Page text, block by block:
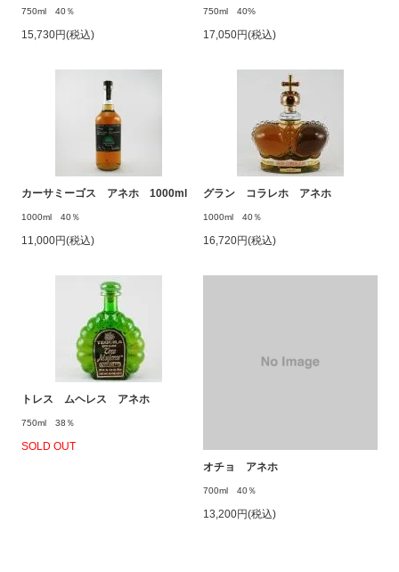
750ml 40％
15,730円(税込)
750ml 40%
17,050円(税込)
カーサミーゴス アネホ 1000ml
1000ml 40％
11,000円(税込)
グラン コラレホ アネホ
1000ml 40％
16,720円(税込)
トレス ムヘレス アネホ
750ml 38％
SOLD OUT
オチョ アネホ
700ml 40％
13,200円(税込)